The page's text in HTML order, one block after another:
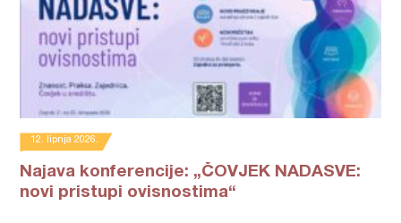
12. lipnja 2026.
Najava konferencije: „ČOVJEK NADASVE:
novi pristupi ovisnostima“